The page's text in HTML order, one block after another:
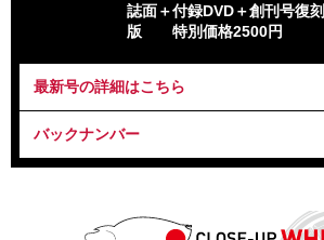
誌面＋付録DVD＋創刊号復刻
版 特別価格2500円
最新号の詳細はこちら
バックナンバー